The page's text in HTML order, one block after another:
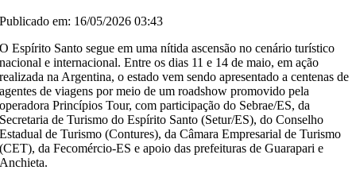
Publicado em: 16/05/2026 03:43
O Espírito Santo segue em uma nítida ascensão no cenário turístico
nacional e internacional. Entre os dias 11 e 14 de maio, em ação
realizada na Argentina, o estado vem sendo apresentado a centenas de
agentes de viagens por meio de um roadshow promovido pela
operadora Princípios Tour, com participação do Sebrae/ES, da
Secretaria de Turismo do Espírito Santo (Setur/ES), do Conselho
Estadual de Turismo (Contures), da Câmara Empresarial de Turismo
(CET), da Fecomércio-ES e apoio das prefeituras de Guarapari e
Anchieta.